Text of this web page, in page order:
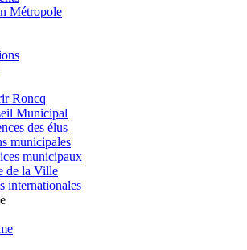
Métropole
Roncq
Municipal
des élus
municipales
municipaux
de la Ville
internationales